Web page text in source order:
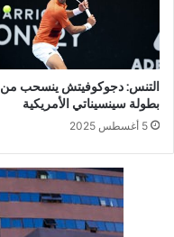
التنس: دجوكوفيتش ينسحب من
بطولة سينسيناتي الأمريكية
5 أغسطس 2025